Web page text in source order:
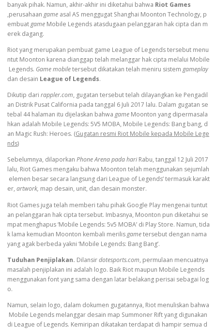
banyak pihak. Namun, akhir-akhir ini diketahui bahwa Riot Games
,perusahaan game asal AS menggugat Shanghai Moonton Technology, p
embuatgame Mobile Legends atasdugaan pelanggaran hak cipta dan m
erek dagang.
Riot yang merupakan pembuat game League of Legends tersebut menu
ntut Moonton karena dianggap telah melanggar hak cipta melalui Mobile
Legends. Game mobiletersebut dikatakan telah meniru sistem gameplay
dan desain League of Legends.
Dikutip dari rappler.com, gugatan tersebut telah dilayangkan ke Pengadil
an Distrik Pusat California pada tanggal 6 Juli 2017 lalu. Dalam gugatan se
tebal 44 halaman itu dijelaskan bahwa game Moonton yang dipermasala
hkan adalah Mobile Legends: 5V5 MOBA, Mobile Legends: Bang bang, d
an Magic Rush: Heroes. (Gugatan resmi Riot Mobile kepada Mobile Lege
nds)
Sebelumnya, dilaporkan Phone Arena pada hari Rabu, tanggal 12 Juli 2017
lalu, Riot Games mengaku bahwa Moonton telah menggunakan sejumlah
elemen besar secara langsung dari League of Legends’ termasuk karakt
er, artwork, map desain, unit, dan desain monster.
Riot Games juga telah memberi tahu pihak Google Play mengenai tuntut
an pelanggaran hak cipta tersebut. Imbasnya, Moonton pun diketahui se
mpat menghapus ‘Mobile Legends: 5v5 MOBA’ di Play Store. Namun, tida
k lama kemudian Moonton kembali merilisgametersebut dengan nama
yang agak berbeda yakni ‘Mobile Legends: Bang Bang’.
Tuduhan Penjiplakan. Dilansirdotesports.com, permulaan mencuatnya
masalah penjiplakan ini adalah logo. Baik Riot maupun Mobile Legends
menggunakan font yang sama dengan latar belakang perisai sebagai log
o.
Namun, selain logo, dalam dokumen gugatannya, Riot menuliskan bahwa
Mobile Legends melanggar desain map Summoner Rift yang digunakan
di League of Legends. Kemiripan dikatakan terdapat di hampir semua d